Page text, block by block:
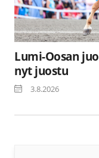
Lumi-Oosan
nyt juostu
3.8.2026